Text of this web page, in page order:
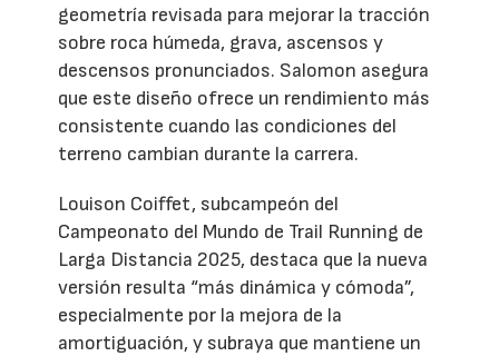
geometría revisada para mejorar la tracción
sobre roca húmeda, grava, ascensos y
descensos pronunciados. Salomon asegura
que este diseño ofrece un rendimiento más
consistente cuando las condiciones del
terreno cambian durante la carrera.
Louison Coiffet, subcampeón del
Campeonato del Mundo de Trail Running de
Larga Distancia 2025, destaca que la nueva
versión resulta “más dinámica y cómoda”,
especialmente por la mejora de la
amortiguación, y subraya que mantiene un